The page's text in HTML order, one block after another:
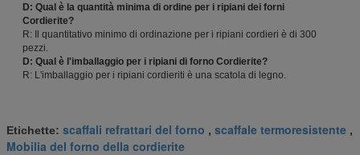
D: Qual è la quantità minima di ordine per i ripiani dei forni
Cordierite?
R: Il quantitativo minimo di ordinazione per i ripiani cordieri è di 300
pezzi.
D: Qual è l'imballaggio per i ripiani di forno Cordierite?
R: L'imballaggio per i ripiani cordieriti è una scatola di legno.
Etichette: scaffali refrattari del forno , scaffale termoresistente ,
Mobilia del forno della cordierite